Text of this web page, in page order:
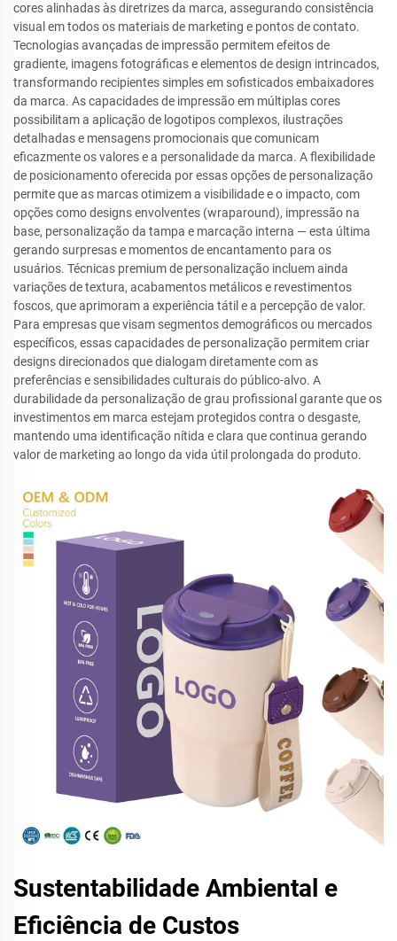
cores alinhadas às diretrizes da marca, assegurando consistência
visual em todos os materiais de marketing e pontos de contato.
Tecnologias avançadas de impressão permitem efeitos de
gradiente, imagens fotográficas e elementos de design intrincados,
transformando recipientes simples em sofisticados embaixadores
da marca. As capacidades de impressão em múltiplas cores
possibilitam a aplicação de logotipos complexos, ilustrações
detalhadas e mensagens promocionais que comunicam
eficazmente os valores e a personalidade da marca. A flexibilidade
de posicionamento oferecida por essas opções de personalização
permite que as marcas otimizem a visibilidade e o impacto, com
opções como designs envolventes (wraparound), impressão na
base, personalização da tampa e marcação interna — esta última
gerando surpresas e momentos de encantamento para os
usuários. Técnicas premium de personalização incluem ainda
variações de textura, acabamentos metálicos e revestimentos
foscos, que aprimoram a experiência tátil e a percepção de valor.
Para empresas que visam segmentos demográficos ou mercados
específicos, essas capacidades de personalização permitem criar
designs direcionados que dialogam diretamente com as
preferências e sensibilidades culturais do público-alvo. A
durabilidade da personalização de grau profissional garante que os
investimentos em marca estejam protegidos contra o desgaste,
mantendo uma identificação nítida e clara que continua gerando
valor de marketing ao longo da vida útil prolongada do produto.
Sustentabilidade Ambiental e
Eficiência de Custos